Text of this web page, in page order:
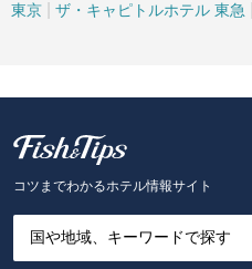
東京
ザ・キャピトルホテル 東急
コツまでわかるホテル情報サイト